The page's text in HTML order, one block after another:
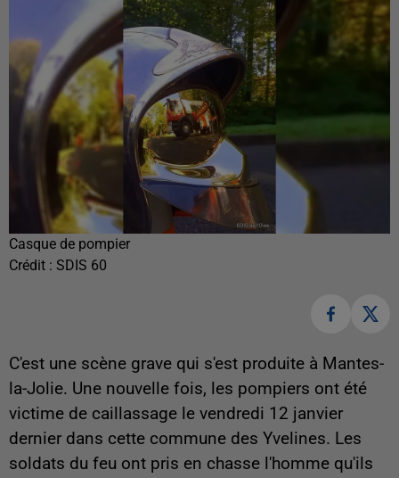
Casque de pompier
Crédit : SDIS 60
C'est une scène grave qui s'est produite à Mantes-
la-Jolie. Une nouvelle fois, les pompiers ont été
victime de caillassage le vendredi 12 janvier
dernier dans cette commune des Yvelines. Les
soldats du feu ont pris en chasse l'homme qu'ils